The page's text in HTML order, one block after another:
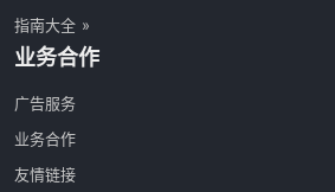
指南大全 »
业务合作
广告服务
业务合作
友情链接